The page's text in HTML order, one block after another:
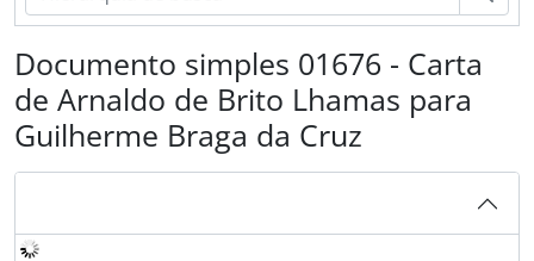
Documento simples 01676 - Carta
de Arnaldo de Brito Lhamas para
Guilherme Braga da Cruz